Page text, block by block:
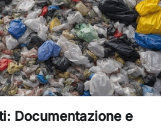
Documentazione e